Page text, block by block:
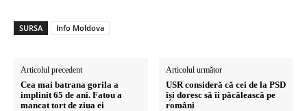
SURSA Info Moldova
Articolul precedent
Cea mai batrana gorila a
implinit 65 de ani. Fatou a
mancat tort de ziua ei
Articolul următor
USR consideră că cei de la PSD
își doresc să îi păcălească pe
români